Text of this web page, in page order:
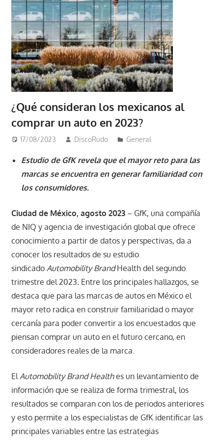
¿Qué consideran los mexicanos al
comprar un auto en 2023?
17/08/2023 DiscoRudo General
Estudio de GfK revela que el mayor reto para las
marcas se encuentra en generar familiaridad con
los consumidores.
Ciudad de México, agosto 2023– GfK, una compañía
de NIQ y agencia de investigación global que ofrece
conocimiento a partir de datos y perspectivas, da a
conocer los resultados de su estudio
sindicado Automobility BrandHealth del segundo
trimestre del 2023. Entre los principales hallazgos, se
destaca que para las marcas de autos en México el
mayor reto radica en construir familiaridad o mayor
cercanía para poder convertir a los encuestados que
piensan comprar un auto en el futuro cercano, en
consideradores reales de la marca.
ElAutomobility Brand Healthes un levantamiento de
información que se realiza de forma trimestral, los
resultados se comparan con los de periodos anteriores
y esto permite a los especialistas de GfK identificar las
principales variables entre las estrategias